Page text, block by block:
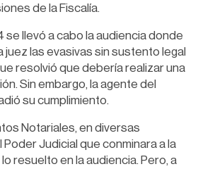
de la Fiscalía.
se llevó a cabo la audiencia donde
juez las evasivas sin sustento legal
resolvió que debería realizar una
Sin embargo, la agente del
su cumplimiento.
Notariales, en diversas
Judicial que conminara a la
resuelto en la audiencia. Pero, a